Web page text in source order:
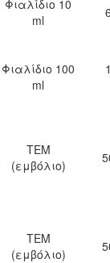
Φιαλίδιο 10
ml
Φιαλίδιο 100
ml
ΤΕΜ
(εμβόλιο)
ΤΕΜ
(εμβόλιο)